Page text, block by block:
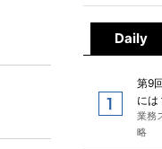
Daily
第9
には
業務
略